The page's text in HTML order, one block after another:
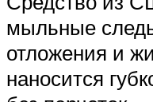
мыльные
отложения и
наносится